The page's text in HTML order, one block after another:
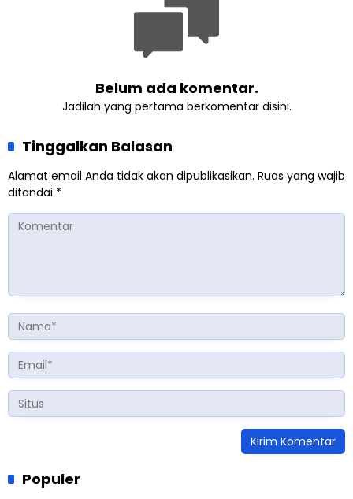
Belum ada komentar.
Jadilah yang pertama berkomentar disini.
Tinggalkan Balasan
Alamat email Anda tidak akan dipublikasikan. Ruas yang wajib
ditandai *
Populer